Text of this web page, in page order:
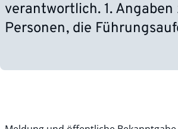
verantwortlich. 1. Angaben
Personen, die